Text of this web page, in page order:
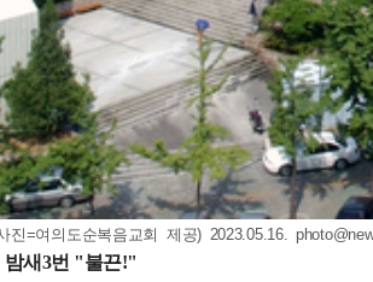
=여의도순복음교회 제공) 2023.05.16.